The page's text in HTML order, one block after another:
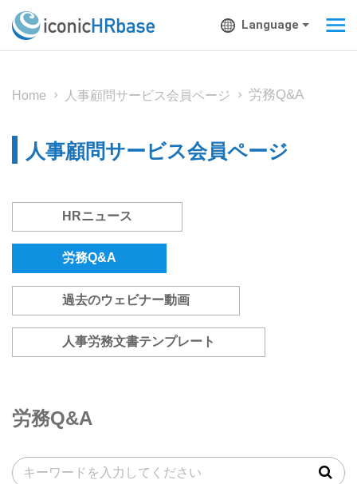
Language
Home 人事顧問サービス会員ページ 労務Q&A
人事顧問サービス会員ページ
HRニュース
労務Q&A
過去のウェビナー動画
人事労務文書テンプレート
労務Q&A